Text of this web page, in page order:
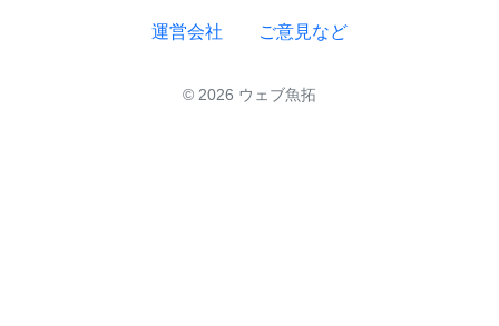
運営会社 ご意見など
© 2026 ウェブ魚拓